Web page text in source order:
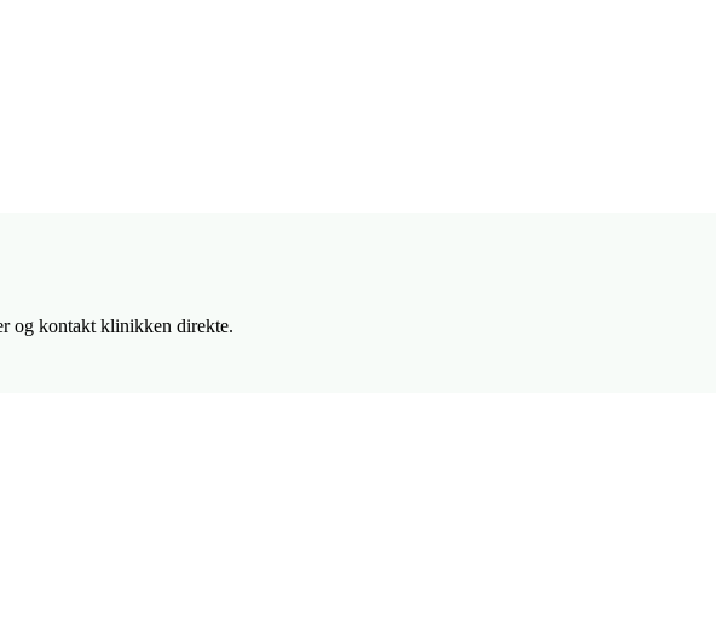
og kontakt klinikken direkte.